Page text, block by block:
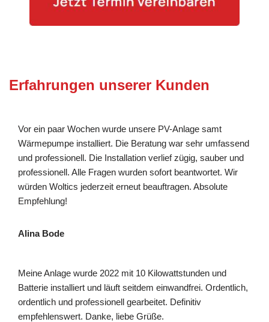
Erfahrungen unserer Kunden
Vor ein paar Wochen wurde unsere PV-Anlage samt
Wärmepumpe installiert. Die Beratung war sehr umfassend
und professionell. Die Installation verlief zügig, sauber und
professionell. Alle Fragen wurden sofort beantwortet. Wir
würden Woltics jederzeit erneut beauftragen. Absolute
Empfehlung!
Alina Bode
Meine Anlage wurde 2022 mit 10 Kilowattstunden und
Batterie installiert und läuft seitdem einwandfrei. Ordentlich,
ordentlich und professionell gearbeitet. Definitiv
empfehlenswert. Danke, liebe Grüße.